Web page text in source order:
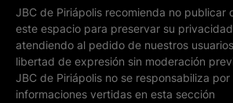
JBC de Piriápolis recomienda no publicar
este espacio para preservar su
atendiendo al pedido de nuestros
libertad de expresión sin moderación
JBC de Piriápolis no se responsabiliza por
informaciones vertidas en esta sección